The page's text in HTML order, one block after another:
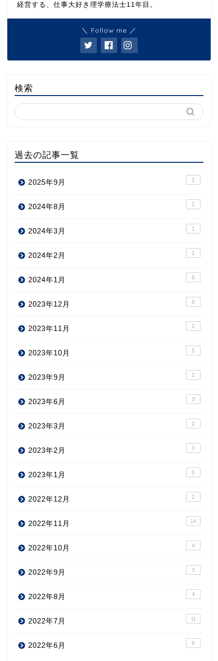
経営する、仕事大好き理学療法士11年目。
＼ Follow me ／
検索
過去の記事一覧
2025年9月 1
2024年8月 2
2024年3月 1
2024年2月 1
2024年1月 6
2023年12月 6
2023年11月 2
2023年10月 5
2023年9月 2
2023年6月 3
2023年3月 2
2023年2月 3
2023年1月 5
2022年12月 2
2022年11月 14
2022年10月 4
2022年9月 3
2022年8月 4
2022年7月 11
2022年6月 6